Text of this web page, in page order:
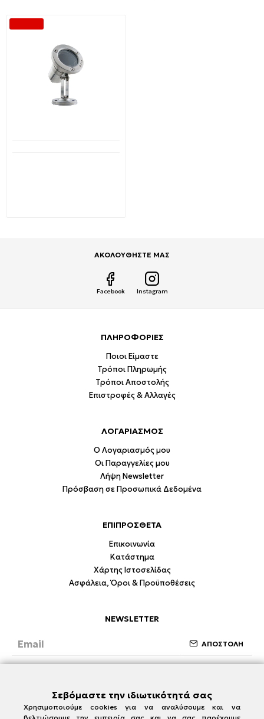
ΑΚΟΛΟΥΘΗΣΤΕ ΜΑΣ
Facebook Instagram
ΠΛΗΡΟΦΟΡΙΕΣ
Ποιοι Είμαστε
Τρόποι Πληρωμής
Τρόποι Αποστολής
Επιστροφές & Αλλαγές
ΛΟΓΑΡΙΑΣΜΟΣ
Ο Λογαριασμός μου
Οι Παραγγελίες μου
Λήψη Newsletter
Πρόσβαση σε Προσωπικά Δεδομένα
ΕΠΙΠΡΟΣΘΕΤΑ
Επικοινωνία
Κατάστημα
Χάρτης Ιστοσελίδας
Ασφάλεια, Όροι & Προϋποθέσεις
NEWSLETTER
ΑΠΟΣΤΟΛΗ
Σεβόμαστε την ιδιωτικότητά σας
Χρησιμοποιούμε cookies για να αναλύσουμε και να